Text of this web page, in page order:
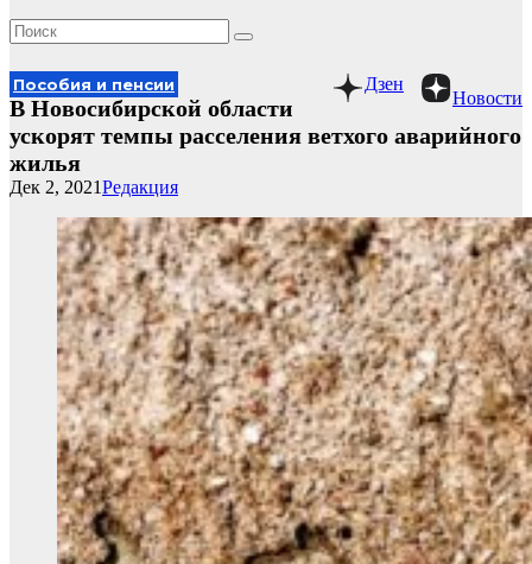
Новости
Дзен
Пособия и пенсии
В Новосибирской области
ускорят темпы расселения ветхого аварийного
жилья
Редакция
Дек 2, 2021